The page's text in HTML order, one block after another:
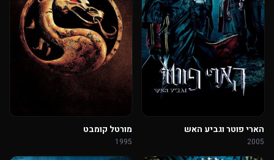
הארי פוטר וגביע האש
2005
מורטל קומבט
1995